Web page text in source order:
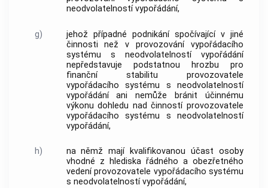
neodvolatelností vypořádání,
g)
jehož případné podnikání spočívající v jiné
činnosti než v provozování vypořádacího
systému s neodvolatelností vypořádání
nepředstavuje podstatnou hrozbu pro
finanční stabilitu provozovatele
vypořádacího systému s neodvolatelností
vypořádání ani nemůže bránit účinnému
výkonu dohledu nad činností provozovatele
vypořádacího systému s neodvolatelností
vypořádání,
h)
na němž mají kvalifikovanou účast osoby
vhodné z hlediska řádného a obezřetného
vedení provozovatele vypořádacího systému
s neodvolatelností vypořádání,